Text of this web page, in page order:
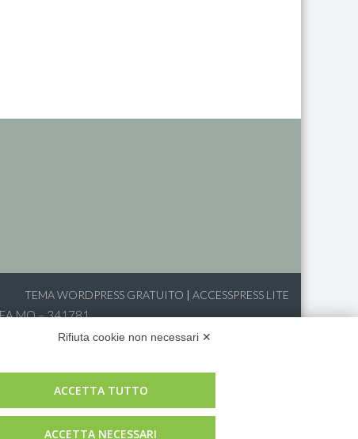
TEMA WORDPRESS GRATUITO | ACCESSPRESS LITE
MO – 341781
Rifiuta cookie non necessari ✕
ACCETTA TUTTO
ACCETTA NECESSARI